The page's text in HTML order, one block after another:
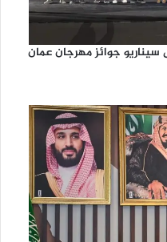
جوائز مهرجان عمان